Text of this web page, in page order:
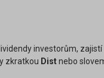
investorům,
zkratkou Distnebo